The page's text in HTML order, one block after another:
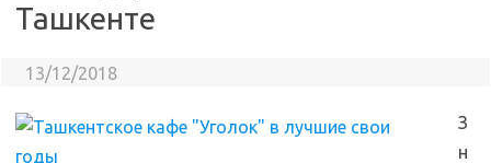
Ташкенте
13/12/2018
З
н